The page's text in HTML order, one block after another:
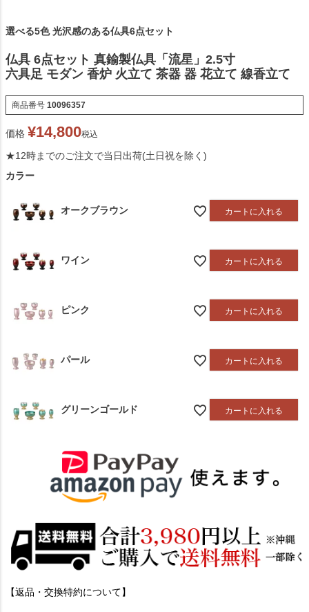
選べる5色 光沢感のある仏具6点セット
仏具 6点セット 真鍮製仏具「流星」2.5寸
六具足 モダン 香炉 火立て 茶器 器 花立て 線香立て
商品番号 10096357
価格 ¥14,800税込
★12時までのご注文で当日出荷(土日祝を除く)
カラー
オークブラウン カートに入れる
ワイン カートに入れる
ピンク カートに入れる
パール カートに入れる
グリーンゴールド カートに入れる
【返品・交換特約について】